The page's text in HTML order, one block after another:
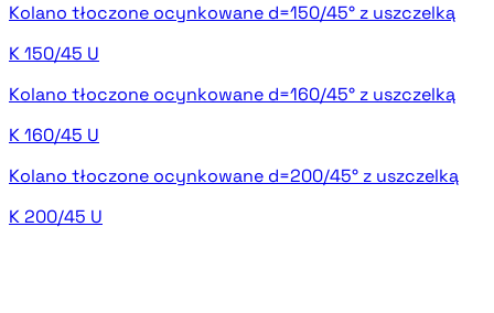
Kolano tłoczone ocynkowane d=150/45° z uszczelką
K 150/45 U
Kolano tłoczone ocynkowane d=160/45° z uszczelką
K 160/45 U
Kolano tłoczone ocynkowane d=200/45° z uszczelką
K 200/45 U